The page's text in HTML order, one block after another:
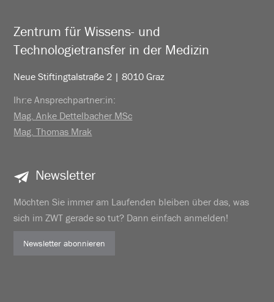
Zentrum für Wissens- und
Technologietransfer in der Medizin
Neue Stiftingtalstraße 2 | 8010 Graz
Ihr:e Ansprechpartner:in:
Mag. Anke Dettelbacher MSc
Mag. Thomas Mrak
Newsletter
Möchten Sie immer am Laufenden bleiben über das, was
sich im ZWT gerade so tut? Dann einfach anmelden!
Newsletter abonnieren